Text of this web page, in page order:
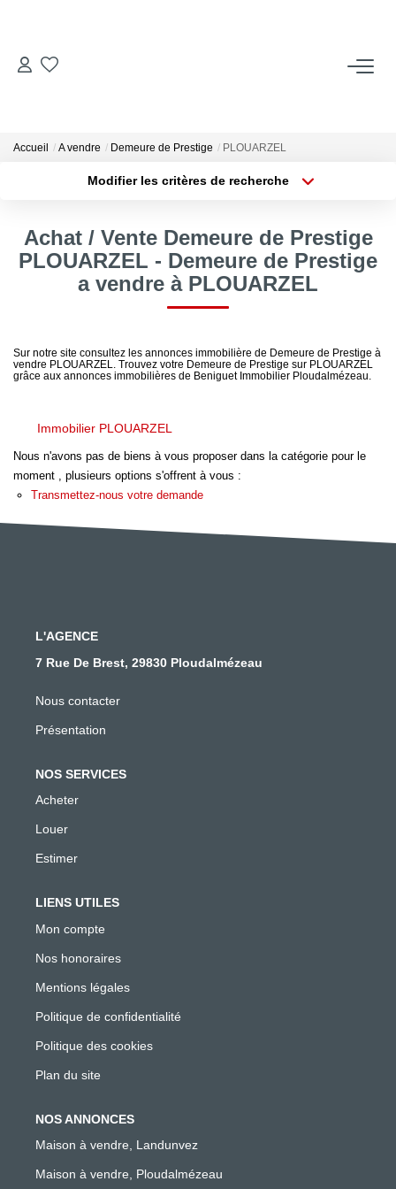
ACHETER
Locations Saisonnières
VENDRE
Qui Sommes Nous
Notre Philosophie
Accueil A vendre Demeure de Prestige PLOUARZEL
Modifier les critères de recherche
Sélectionnez...
Type de bien
Achat / Vente Demeure de Prestige
PLOUARZEL - Demeure de Prestige
a vendre à PLOUARZEL
Sur notre site consultez les annonces immobilière de Demeure de Prestige à
vendre PLOUARZEL. Trouvez votre Demeure de Prestige sur PLOUARZEL
grâce aux annonces immobilières de Beniguet Immobilier Ploudalmézeau.
Immobilier PLOUARZEL
Nous n'avons pas de biens à vous proposer dans la catégorie pour le
moment , plusieurs options s'offrent à vous :
Transmettez-nous votre demande
L'AGENCE
7 Rue De Brest, 29830 Ploudalmézeau
Nous contacter
Présentation
NOS SERVICES
Acheter
Louer
Estimer
LIENS UTILES
Mon compte
Nos honoraires
Mentions légales
Politique de confidentialité
Politique des cookies
Plan du site
NOS ANNONCES
Maison à vendre, Landunvez
Maison à vendre, Ploudalmézeau